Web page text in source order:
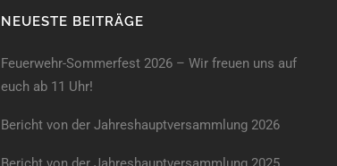
NEUESTE BEITRÄGE
Feuerwehr-Sommerfest 2026 – Wir freuen uns auf
euch ab 11 Uhr!
Bericht von der Jahreshauptversammlung 2026